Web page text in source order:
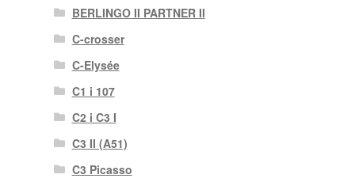
BERLINGO II PARTNER II
C-crosser
C-Elysée
C1 i 107
C2 i C3 I
C3 II (A51)
C3 Picasso